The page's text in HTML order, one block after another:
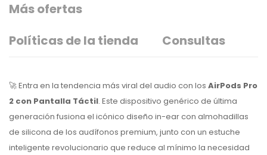
Más ofertas
Políticas de la tienda
Consultas
🚀 Entra en la tendencia más viral del audio con los AirPods Pro
2 con Pantalla Táctil. Este dispositivo genérico de última
generación fusiona el icónico diseño in-earcon almohadillas
de silicona de los audífonos premium, junto con un estuche
inteligente revolucionario que reduce al mínimo la necesidad